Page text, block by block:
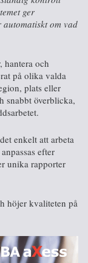
ger
om vad
hantera och
på olika valda
plats eller
snabbt överblicka,
enkelt att arbeta
efter
unika rapporter
höjer kvaliteten på